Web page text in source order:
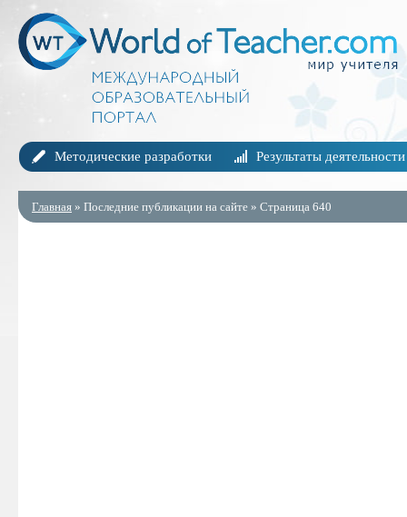
Методические разработки Результаты деятельности
Главная » Последние публикации на сайте » Страница 640